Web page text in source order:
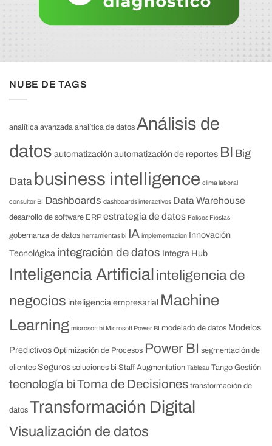
NUBE DE TAGS
analítica avanzada analítica de datos Análisis de
datos automatizaciónautomatización de reportes BI Big
Data business intelligence clima laboral
consultor BI Dashboards dashboards interactivos Data Warehouse
desarrollo de software ERP estrategia de datos Felices Fiestas
gobernanza de datos herramientas bi IA implementacion Innovación
Tecnológica integración de datos Integra Hub
Inteligencia Artificial inteligencia de
negocios inteligencia empresarial Machine
Learning microsoft bi Microsoft Power BI modelado de datos Modelos
Predictivos Optimización de Procesos Power BI segmentación de
clientes Seguros soluciones bi Staff Augmentation Tableau Tango Gestión
tecnología biToma de Decisiones transformación de
datos Transformación Digital
Visualización de datos